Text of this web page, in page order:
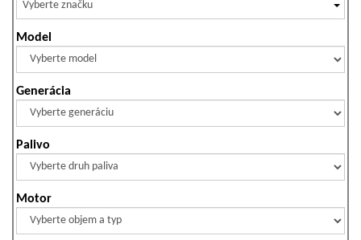
Vyberte značku
Model
Generácia
Palivo
Motor